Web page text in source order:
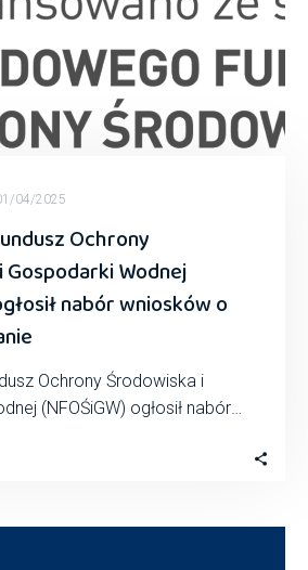
04/2025
Ochrony
Wodnej
nabór wniosków o
Ochrony Środowiska i
(NFOŚiGW) ogłosił nabór